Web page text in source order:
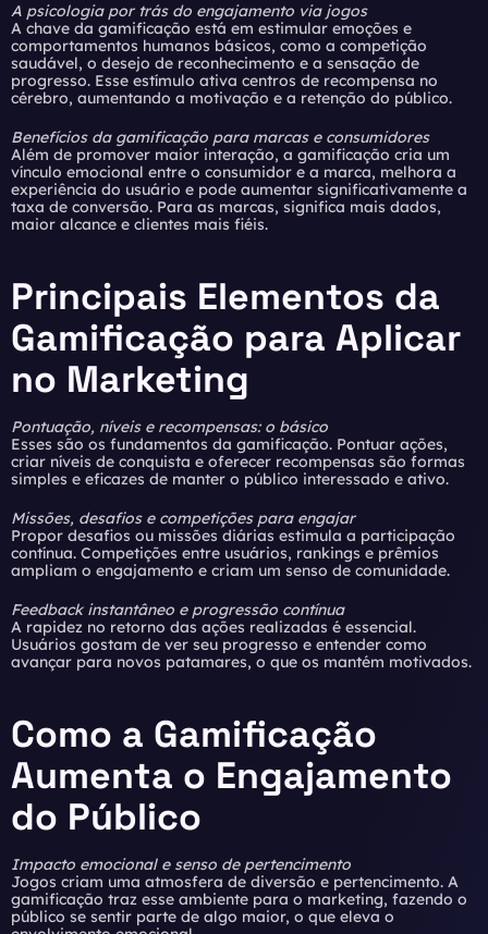
A psicologia por trás do engajamento via jogos
A chave da gamificação está em estimular emoções e
comportamentos humanos básicos, como a competição
saudável, o desejo de reconhecimento e a sensação de
progresso. Esse estímulo ativa centros de recompensa no
cérebro, aumentando a motivação e a retenção do público.
Benefícios da gamificação para marcas e consumidores
Além de promover maior interação, a gamificação cria um
vínculo emocional entre o consumidor e a marca, melhora a
experiência do usuário e pode aumentar significativamente a
taxa de conversão. Para as marcas, significa mais dados,
maior alcance e clientes mais fiéis.
Principais Elementos da
Gamificação para Aplicar
no Marketing
Pontuação, níveis e recompensas: o básico
Esses são os fundamentos da gamificação. Pontuar ações,
criar níveis de conquista e oferecer recompensas são formas
simples e eficazes de manter o público interessado e ativo.
Missões, desafios e competições para engajar
Propor desafios ou missões diárias estimula a participação
contínua. Competições entre usuários, rankings e prêmios
ampliam o engajamento e criam um senso de comunidade.
Feedback instantâneo e progressão contínua
A rapidez no retorno das ações realizadas é essencial.
Usuários gostam de ver seu progresso e entender como
avançar para novos patamares, o que os mantém motivados.
Como a Gamificação
Aumenta o Engajamento
do Público
Impacto emocional e senso de pertencimento
Jogos criam uma atmosfera de diversão e pertencimento. A
gamificação traz esse ambiente para o marketing, fazendo o
público se sentir parte de algo maior, o que eleva o